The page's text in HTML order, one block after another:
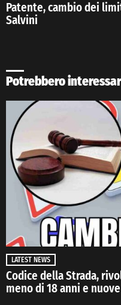
Patente, cambio dei
Salvini
Potrebbero
LATEST NEWS
Codice della Strada,
meno di 18 anni e